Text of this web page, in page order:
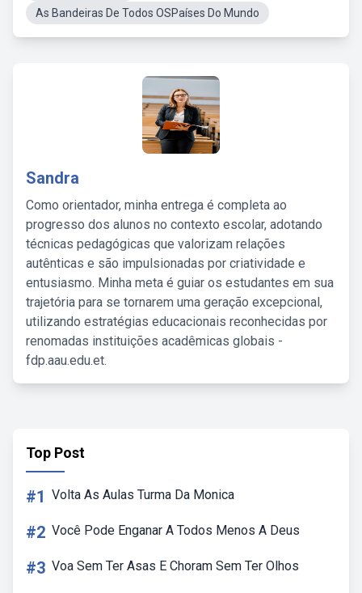
As Bandeiras De Todos OSPaíses Do Mundo
Sandra
Como orientador, minha entrega é completa ao
progresso dos alunos no contexto escolar, adotando
técnicas pedagógicas que valorizam relações
autênticas e são impulsionadas por criatividade e
entusiasmo. Minha meta é guiar os estudantes em sua
trajetória para se tornarem uma geração excepcional,
utilizando estratégias educacionais reconhecidas por
renomadas instituições acadêmicas globais -
fdp.aau.edu.et.
Top Post
#1 Volta As Aulas Turma Da Monica
#2 Você Pode Enganar A Todos Menos A Deus
#3 Voa Sem Ter Asas E Choram Sem Ter Olhos